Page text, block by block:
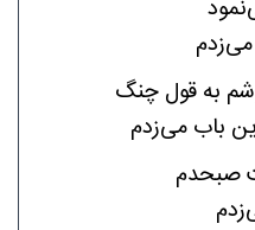
می‌زدم
به قول چنگ
باب می‌زدم
صبحدم